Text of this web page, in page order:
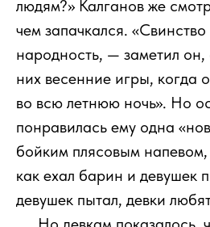
людям?» Калганов же
чем запачкался. «Свинство
народность, — заметил он,
них весенние игры, когда
во всю летнюю ночь». Но
понравилась ему одна
бойким плясовым
как ехал барин и девушек
девушек пытал, девки